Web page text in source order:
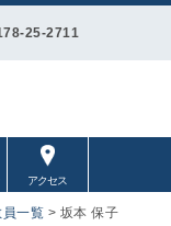
25-2711
アクセス
員一覧 > 坂本 保子